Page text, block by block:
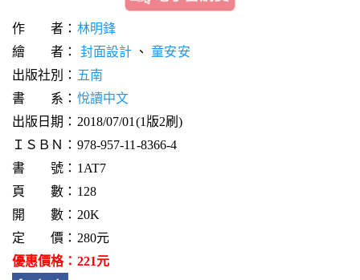
作 者： 林明鋒
繪 者： 封面設計 、童安安
出版社別： 五南
書 系： 悅讀中文
出版日期：2018/07/01(1版2刷)
ＩＳＢＮ：978-957-11-8366-4
書 號：1AT7
頁 數：128
開 數：20K
定 價：280元
優惠價格：221元